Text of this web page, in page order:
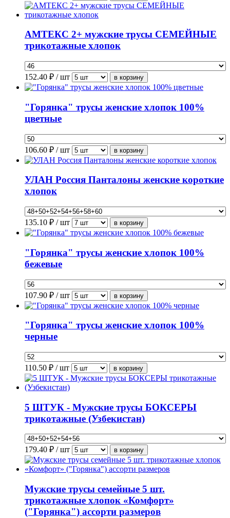
АМТЕКС 2+ мужские трусы СЕМЕЙНЫЕ
трикотажные хлопок
152.40 ₽ / шт
"Горянка" трусы женские хлопок 100%
цветные
106.60 ₽ / шт
УЛАН Россия Панталоны женские короткие
хлопок
135.10 ₽ / шт
"Горянка" трусы женские хлопок 100%
бежевые
107.90 ₽ / шт
"Горянка" трусы женские хлопок 100%
черные
110.50 ₽ / шт
5 ШТУК - Мужские трусы БОКСЕРЫ
трикотажные (Узбекистан)
179.40 ₽ / шт
Мужские трусы семейные 5 шт.
трикотажные хлопок «Комфорт»
("Горянка") ассорти размеров